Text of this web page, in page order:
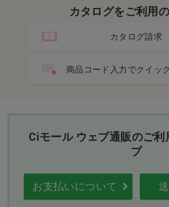
カタログをご利用
カタログ請求
商品コード入力でクイッ
Ciモール ウェブ通販のご
プ
お支払いについて